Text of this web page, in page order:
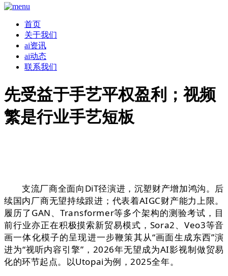
首页
关于我们
ai资讯
ai动态
联系我们
先受益于手艺平权盈利；视频
繁是行业手艺短板
支流厂商全面向DiT径演进，沉塑财产增加鸿沟。后
续国内厂商无望持续跟进；代表着AIGC财产能力上限。
履历了GAN、Transformer等多个架构的测验考试，目
前行业亦正在积极摸索新贸易模式，Sora2、Veo3等音
画一体化模子的呈现进一步鞭策其从“画面生成东西”演
进为“视听内容引擎”，2026年无望成为AI影视制做贸易
化的环节起点。以Utopai为例，2025全年。